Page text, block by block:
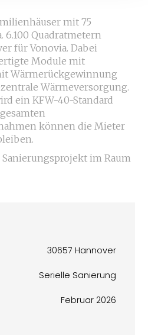
mit 75
Quadratmetern
für Vonovia. Dabei
Module mit
Wärmerückgewinnung
Wärmeversorgung.
ein KFW-40-Standard
können die Mieter
im Raum
30657 Hannover
Serielle Sanierung
Februar 2026